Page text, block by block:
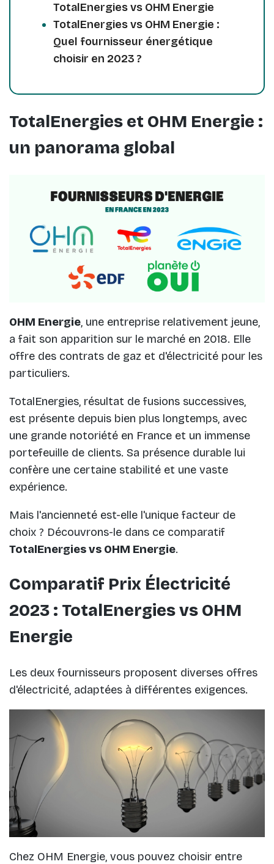
TotalEnergies vs OHM Energie
TotalEnergies vs OHM Energie :
Quel fournisseur énergétique
choisir en 2023 ?
TotalEnergies et OHM Energie :
un panorama global
OHM Energie, une entreprise relativement jeune,
a fait son apparition sur le marché en 2018. Elle
offre des contrats de gaz et d'électricité pour les
particuliers.
TotalEnergies, résultat de fusions successives,
est présente depuis bien plus longtemps, avec
une grande notoriété en France et un immense
portefeuille de clients. Sa présence durable lui
confère une certaine stabilité et une vaste
expérience.
Mais l'ancienneté est-elle l'unique facteur de
choix ? Découvrons-le dans ce comparatif
TotalEnergies vs OHM Energie.
Comparatif Prix Électricité
2023 : TotalEnergies vs OHM
Energie
Les deux fournisseurs proposent diverses offres
d'électricité, adaptées à différentes exigences.
Chez OHM Energie, vous pouvez choisir entre